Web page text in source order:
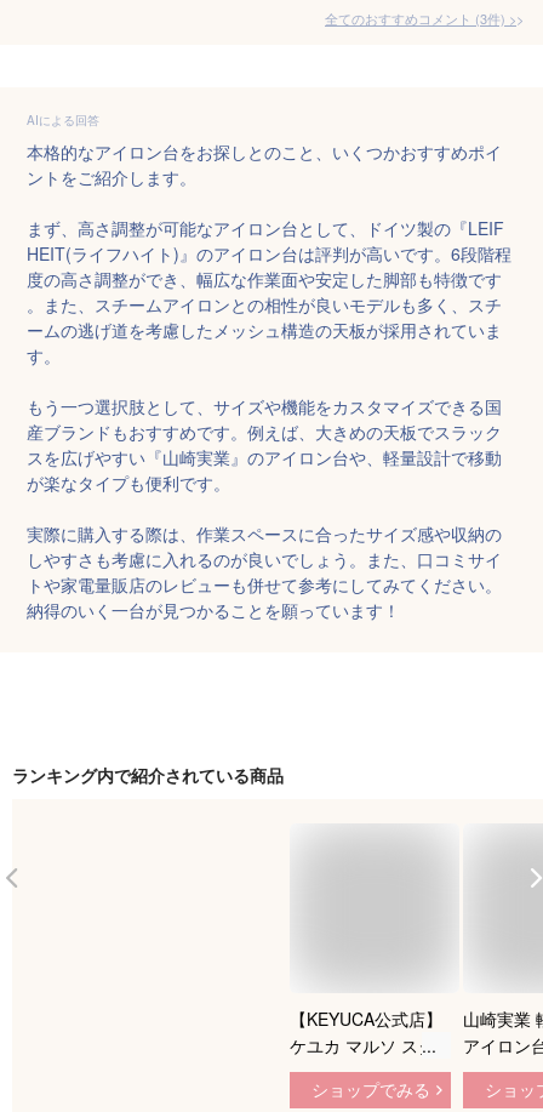
全てのおすすめコメント (3件) >
AIによる回答
本格的なアイロン台をお探しとのこと、いくつかおすすめポイ
ントをご紹介します。
まず、高さ調整が可能なアイロン台として、ドイツ製の『LEIF
HEIT(ライフハイト)』のアイロン台は評判が高いです。6段階程
度の高さ調整ができ、幅広な作業面や安定した脚部も特徴です
。また、スチームアイロンとの相性が良いモデルも多く、スチ
ームの逃げ道を考慮したメッシュ構造の天板が採用されていま
す。
もう一つ選択肢として、サイズや機能をカスタマイズできる国
産ブランドもおすすめです。例えば、大きめの天板でスラック
スを広げやすい『山崎実業』のアイロン台や、軽量設計で移動
が楽なタイプも便利です。
実際に購入する際は、作業スペースに合ったサイズ感や収納の
しやすさも考慮に入れるのが良いでしょう。また、口コミサイ
トや家電量販店のレビューも併せて参考にしてみてください。
納得のいく一台が見つかることを願っています！
ランキング内で紹介されている商品
【KEYUCA公式店】
ケユカ マルソ スタ
ンド式アイロン台[お
しゃれ アイロン台
ショップでみる
山崎実業
アイロン
き 選べる
シュあて
ショッ